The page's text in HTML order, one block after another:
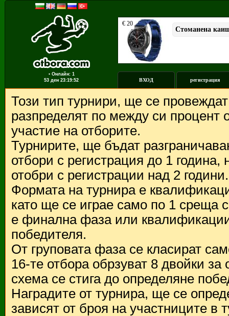
▪ Онлайн: 1
53 ден 23:19:52 ВХОД регистрация
Този тип турнири, ще се
разпределят по между си процент
участие на отборите.
Турнирите, ще бъдат
отбори с регистрация до 1
отобри с регистрации над 2 години.
Формата на турнира е
като ще се играе само по 1 среща
е финална фаза или
победителя.
От груповата фаза се класират
16-те отбора обрзуват 8 двойки
схема се стига до определяне
Наградите от турнира, ще се
зависят от броя на участниците в